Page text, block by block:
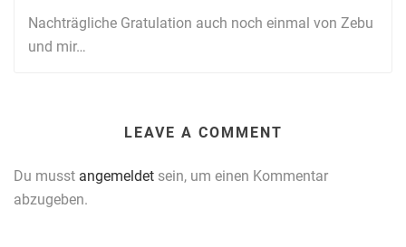
Nachträgliche Gratulation auch noch einmal von Zebu
und mir…
LEAVE A COMMENT
Du musst angemeldet sein, um einen Kommentar
abzugeben.